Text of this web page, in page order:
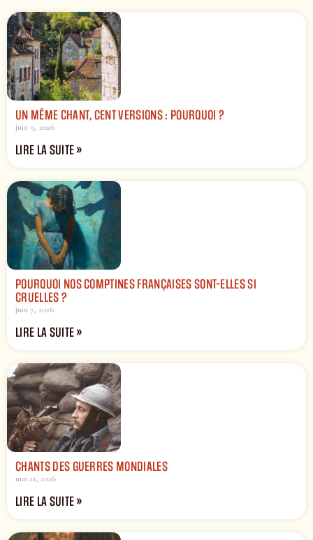
UN MÊME CHANT, CENT VERSIONS : POURQUOI ?
juin 9, 2026
LIRE LA SUITE »
POURQUOI NOS COMPTINES FRANÇAISES SONT-ELLES SI
CRUELLES ?
juin 7, 2026
LIRE LA SUITE »
CHANTS DES GUERRES MONDIALES
mai 21, 2026
LIRE LA SUITE »